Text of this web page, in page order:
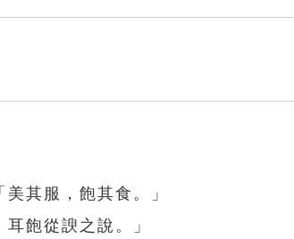
其服，飽其食。」
飽從諛之說。」